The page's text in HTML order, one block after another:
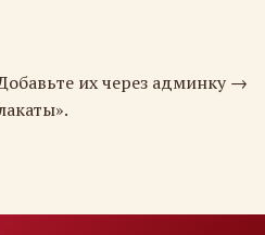
их через админку →